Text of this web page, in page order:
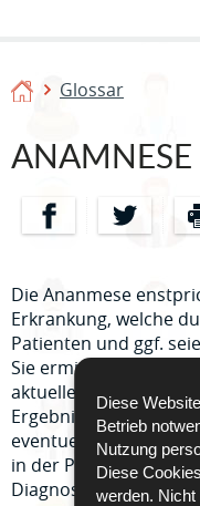
Diese
Betrieb
Nutzung
Diese
werden.
Startseite
Glossar
ANAMNESE
Auf Facebook
Auf
Die Ananmese
Erkrankung, welche
Patienten und ggf.
Sie ermittelt die
aktuellen Schmerzen
Ergebnisse der
eventuel bereits
in der Patientenakte
Diagnose erstellt und